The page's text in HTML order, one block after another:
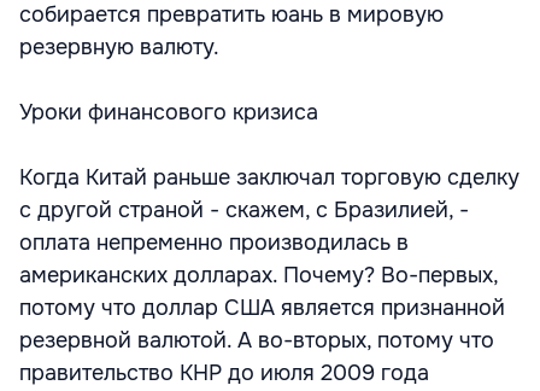
собирается превратить юань в мировую
резервную валюту.
Уроки финансового кризиса
Когда Китай раньше заключал торговую сделку
с другой страной - скажем, с Бразилией, -
оплата непременно производилась в
американских долларах. Почему? Во-первых,
потому что доллар США является признанной
резервной валютой. А во-вторых, потому что
правительство КНР до июля 2009 года